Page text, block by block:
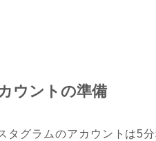
ウントの準備
タグラムのアカウントは5